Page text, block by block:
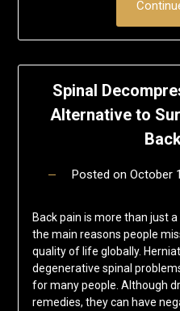
Spinal
Alternative to
Posted on October
Back pain is more than just
the main reasons people
quality of life globally.
degenerative spinal
for many people. Although
remedies, they can have